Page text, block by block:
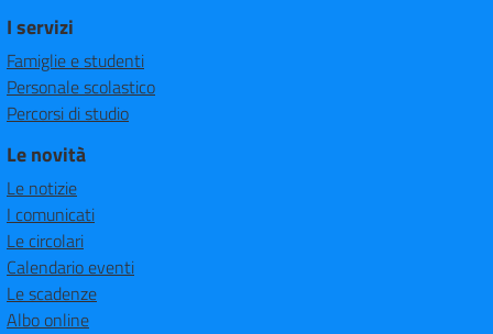
I servizi
Famiglie e studenti
Personale scolastico
Percorsi di studio
Le novità
Le notizie
I comunicati
Le circolari
Calendario eventi
Le scadenze
Albo online